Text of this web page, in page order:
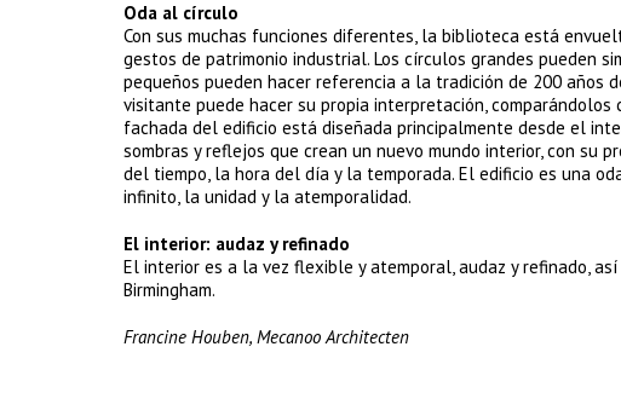
Oda al círculo
Con sus muchas funciones diferentes, la biblioteca está
gestos de patrimonio industrial. Los círculos grandes pueden
pequeños pueden hacer referencia a la tradición de 200 años
visitante puede hacer su propia interpretación,
fachada del edificio está diseñada principalmente desde el
sombras y reflejos que crean un nuevo mundo interior, con su
del tiempo, la hora del día y la temporada. El edificio es una
infinito, la unidad y la atemporalidad.
El interior: audaz y refinado
El interior es a la vez flexible y atemporal, audaz y refinado,
Birmingham.
Francine Houben, Mecanoo Architecten